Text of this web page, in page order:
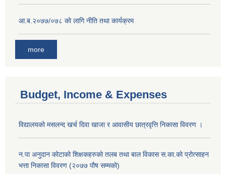
आ.ब.२०७७/०७८ को लागि नीति तथा कार्यक्रम
more
Budget, Income & Expenses
विद्यालयको मसलन्द खर्च दिवा खाजा र आवासीय छात्रवृत्ति निकासा विवरण ।
न.पा अनुदान कोटाको शिक्षकहरुको तलब तथा बाल विकास स.का.काे प्रोत्साहन
भत्ता निकासा विवरण (२०७७ पौष सम्मको)